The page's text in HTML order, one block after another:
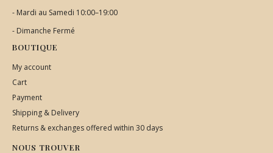
- Mardi au Samedi 10:00–19:00
- Dimanche Fermé
BOUTIQUE
My account
Cart
Payment
Shipping & Delivery
Returns & exchanges offered within 30 days
NOUS TROUVER